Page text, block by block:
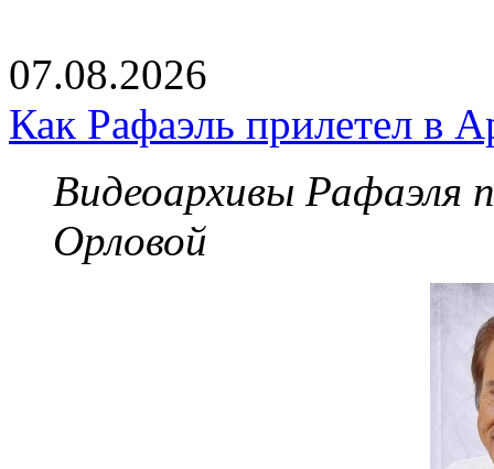
07.08.2026
Как Рафаэль прилетел в
Видеоархивы Рафаэля
Орловой